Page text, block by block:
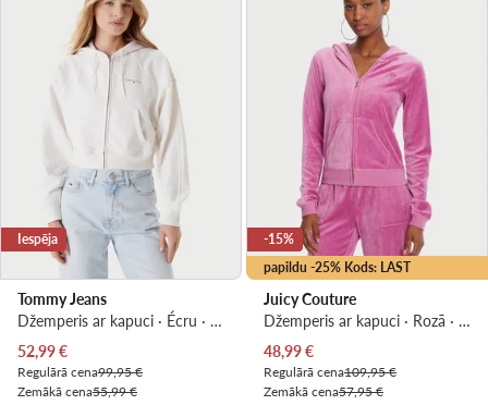
Iespēja
Tommy Jeans
Džemperis ar kapuci · Écru · Relaxed Fit
Pašreizējā cena
52,99€
Regulārā cena99,95 €
Zemākā cena55,99 €
papildu -25% Kods: LAST
-15%
Juicy Couture
Džemperis ar kapuci · Rozā · Slim Fit
Pašreizējā cena
48,99€
Regulārā cena109,95 €
Zemākā cena57,95 €